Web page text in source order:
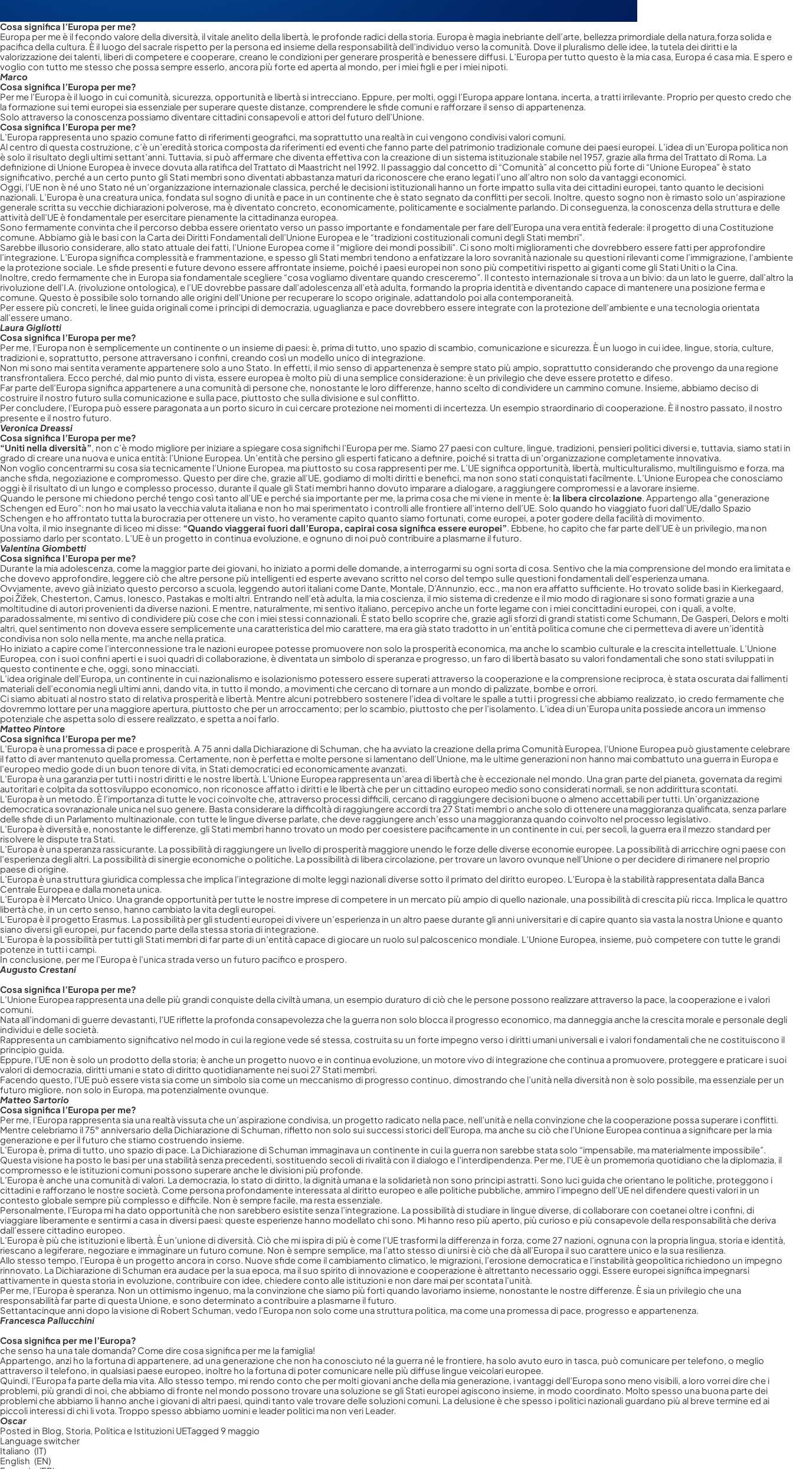
Cosa significa l’Europa per me?
Europa per me è il fecondo valore della diversità, il vitale anelito della libertà, le profonde radici della storia. Europa è magia inebriante dell’arte, bellezza primordiale della natura,forza solida e
pacifica della cultura. È il luogo del sacrale rispetto per la persona ed insieme della responsabilità dell’individuo verso la comunità. Dove il pluralismo delle idee, la tutela dei diritti e la
valorizzazione dei talenti, liberi di competere e cooperare, creano le condizioni per generare prosperità e benessere diffusi. L’Europa per tutto questo è la mia casa, Europa é casa mia. E spero e
voglio con tutto me stesso che possa sempre esserlo, ancora più forte ed aperta al mondo, per i miei figli e per i miei nipoti.
Marco
Cosa significa l’Europa per me?
Per me l’Europa è il luogo in cui comunità, sicurezza, opportunità e libertà si intrecciano. Eppure, per molti, oggi l’Europa appare lontana, incerta, a tratti irrilevante. Proprio per questo credo che
la formazione sui temi europei sia essenziale per superare queste distanze, comprendere le sfide comuni e rafforzare il senso di appartenenza.
Solo attraverso la conoscenza possiamo diventare cittadini consapevoli e attori del futuro dell’Unione.
Cosa significa l’Europa per me?
L’Europa rappresenta uno spazio comune fatto di riferimenti geografici, ma soprattutto una realtà in cui vengono condivisi valori comuni.
Al centro di questa costruzione, c’è un’eredità storica composta da riferimenti ed eventi che fanno parte del patrimonio tradizionale comune dei paesi europei. L’idea di un’Europa politica non
è solo il risultato degli ultimi settant’anni. Tuttavia, si può affermare che diventa effettiva con la creazione di un sistema istituzionale stabile nel 1957, grazie alla firma del Trattato di Roma. La
definizione di Unione Europea è invece dovuta alla ratifica del Trattato di Maastricht nel 1992. Il passaggio dal concetto di “Comunità” al concetto più forte di “Unione Europea” è stato
significativo, perché a un certo punto gli Stati membri sono diventati abbastanza maturi da riconoscere che erano legati l’uno all’altro non solo da vantaggi economici.
Oggi, l’UE non è né uno Stato né un’organizzazione internazionale classica, perché le decisioni istituzionali hanno un forte impatto sulla vita dei cittadini europei, tanto quanto le decisioni
nazionali. L’Europa è una creatura unica, fondata sul sogno di unità e pace in un continente che è stato segnato da conflitti per secoli. Inoltre, questo sogno non è rimasto solo un’aspirazione
generale scritta su vecchie dichiarazioni polverose, ma è diventato concreto, economicamente, politicamente e socialmente parlando. Di conseguenza, la conoscenza della struttura e delle
attività dell’UE è fondamentale per esercitare pienamente la cittadinanza europea.
Sono fermamente convinta che il percorso debba essere orientato verso un passo importante e fondamentale per fare dell’Europa una vera entità federale: il progetto di una Costituzione
comune. Abbiamo già le basi con la Carta dei Diritti Fondamentali dell’Unione Europea e le “tradizioni costituzionali comuni degli Stati membri”.
Sarebbe illusorio considerare, allo stato attuale dei fatti, l’Unione Europea come il “migliore dei mondi possibili”. Ci sono molti miglioramenti che dovrebbero essere fatti per approfondire
l’integrazione. L’Europa significa complessità e frammentazione, e spesso gli Stati membri tendono a enfatizzare la loro sovranità nazionale su questioni rilevanti come l’immigrazione, l’ambiente
e la protezione sociale. Le sfide presenti e future devono essere affrontate insieme, poiché i paesi europei non sono più competitivi rispetto ai giganti come gli Stati Uniti o la Cina.
Inoltre, credo fermamente che in Europa sia fondamentale scegliere “cosa vogliamo diventare quando cresceremo”. Il contesto internazionale si trova a un bivio: da un lato le guerre, dall’altro la
rivoluzione dell’I.A. (rivoluzione ontologica), e l’UE dovrebbe passare dall’adolescenza all’età adulta, formando la propria identità e diventando capace di mantenere una posizione ferma e
comune. Questo è possibile solo tornando alle origini dell’Unione per recuperare lo scopo originale, adattandolo poi alla contemporaneità.
Per essere più concreti, le linee guida originali come i principi di democrazia, uguaglianza e pace dovrebbero essere integrate con la protezione dell’ambiente e una tecnologia orientata
all’essere umano.
Laura Gigliotti
Cosa significa l’Europa per me?
Per me, l’Europa non è semplicemente un continente o un insieme di paesi: è, prima di tutto, uno spazio di scambio, comunicazione e sicurezza. È un luogo in cui idee, lingue, storia, culture,
tradizioni e, soprattutto, persone attraversano i confini, creando così un modello unico di integrazione.
Non mi sono mai sentita veramente appartenere solo a uno Stato. In effetti, il mio senso di appartenenza è sempre stato più ampio, soprattutto considerando che provengo da una regione
transfrontaliera. Ecco perché, dal mio punto di vista, essere europea è molto più di una semplice considerazione: è un privilegio che deve essere protetto e difeso.
Far parte dell’Europa significa appartenere a una comunità di persone che, nonostante le loro differenze, hanno scelto di condividere un cammino comune. Insieme, abbiamo deciso di
costruire il nostro futuro sulla comunicazione e sulla pace, piuttosto che sulla divisione e sul conflitto.
Per concludere, l’Europa può essere paragonata a un porto sicuro in cui cercare protezione nei momenti di incertezza. Un esempio straordinario di cooperazione. È il nostro passato, il nostro
presente e il nostro futuro.
Veronica Dreassi
Cosa significa l’Europa per me?
“Uniti nella diversità”, non c’è modo migliore per iniziare a spiegare cosa significhi l’Europa per me. Siamo 27 paesi con culture, lingue, tradizioni, pensieri politici diversi e, tuttavia, siamo stati in
grado di creare una nuova e unica entità: l’Unione Europea. Un’entità che persino gli esperti faticano a definire, poiché si tratta di un’organizzazione completamente innovativa.
Non voglio concentrarmi su cosa sia tecnicamente l’Unione Europea, ma piuttosto su cosa rappresenti per me. L’UE significa opportunità, libertà, multiculturalismo, multilinguismo e forza, ma
anche sfida, negoziazione e compromesso. Questo per dire che, grazie all’UE, godiamo di molti diritti e benefici, ma non sono stati conquistati facilmente. L’Unione Europea che conosciamo
oggi è il risultato di un lungo e complesso processo, durante il quale gli Stati membri hanno dovuto imparare a dialogare, a raggiungere compromessi e a lavorare insieme.
Quando le persone mi chiedono perché tengo così tanto all’UE e perché sia importante per me, la prima cosa che mi viene in mente è: la libera circolazione. Appartengo alla “generazione
Schengen ed Euro”: non ho mai usato la vecchia valuta italiana e non ho mai sperimentato i controlli alle frontiere all’interno dell’UE. Solo quando ho viaggiato fuori dall’UE/dallo Spazio
Schengen e ho affrontato tutta la burocrazia per ottenere un visto, ho veramente capito quanto siamo fortunati, come europei, a poter godere della facilità di movimento.
Una volta, il mio insegnante di liceo mi disse: “Quando viaggerai fuori dall’Europa, capirai cosa significa essere europei”. Ebbene, ho capito che far parte dell’UE è un privilegio, ma non
possiamo darlo per scontato. L’UE è un progetto in continua evoluzione, e ognuno di noi può contribuire a plasmarne il futuro.
Valentina Giombetti
Cosa significa l’Europa per me?
Durante la mia adolescenza, come la maggior parte dei giovani, ho iniziato a pormi delle domande, a interrogarmi su ogni sorta di cosa. Sentivo che la mia comprensione del mondo era limitata e
che dovevo approfondire, leggere ciò che altre persone più intelligenti ed esperte avevano scritto nel corso del tempo sulle questioni fondamentali dell’esperienza umana.
Ovviamente, avevo già iniziato questo percorso a scuola, leggendo autori italiani come Dante, Montale, D’Annunzio, ecc., ma non era affatto sufficiente. Ho trovato solide basi in Kierkegaard,
poi Žižek, Chesterton, Camus, Ionesco, Pastakas e molti altri. Entrando nell’età adulta, la mia coscienza, il mio sistema di credenze e il mio modo di ragionare si sono formati grazie a una
moltitudine di autori provenienti da diverse nazioni. E mentre, naturalmente, mi sentivo italiano, percepivo anche un forte legame con i miei concittadini europei, con i quali, a volte,
paradossalmente, mi sentivo di condividere più cose che con i miei stessi connazionali. È stato bello scoprire che, grazie agli sforzi di grandi statisti come Schumann, De Gasperi, Delors e molti
altri, quel sentimento non doveva essere semplicemente una caratteristica del mio carattere, ma era già stato tradotto in un’entità politica comune che ci permetteva di avere un’identità
condivisa non solo nella mente, ma anche nella pratica.
Ho iniziato a capire come l’interconnessione tra le nazioni europee potesse promuovere non solo la prosperità economica, ma anche lo scambio culturale e la crescita intellettuale. L’Unione
Europea, con i suoi confini aperti e i suoi quadri di collaborazione, è diventata un simbolo di speranza e progresso, un faro di libertà basato su valori fondamentali che sono stati sviluppati in
questo continente e che, oggi, sono minacciati.
L’idea originale dell’Europa, un continente in cui nazionalismo e isolazionismo potessero essere superati attraverso la cooperazione e la comprensione reciproca, è stata oscurata dai fallimenti
materiali dell’economia negli ultimi anni, dando vita, in tutto il mondo, a movimenti che cercano di tornare a un mondo di palizzate, bombe e orrori.
Ci siamo abituati al nostro stato di relativa prosperità e libertà. Mentre alcuni potrebbero sostenere l’idea di voltare le spalle a tutti i progressi che abbiamo realizzato, io credo fermamente che
dovremmo lottare per una maggiore apertura, piuttosto che per un arroccamento; per lo scambio, piuttosto che per l’isolamento. L’idea di un’Europa unita possiede ancora un immenso
potenziale che aspetta solo di essere realizzato, e spetta a noi farlo.
Matteo Pintore
Cosa significa l’Europa per me?
L’Europa è una promessa di pace e prosperità. A 75 anni dalla Dichiarazione di Schuman, che ha avviato la creazione della prima Comunità Europea, l’Unione Europea può giustamente celebrare
il fatto di aver mantenuto quella promessa. Certamente, non è perfetta e molte persone si lamentano dell’Unione, ma le ultime generazioni non hanno mai combattuto una guerra in Europa e
l’europeo medio gode di un buon tenore di vita, in Stati democratici ed economicamente avanzati.
L’Europa è una garanzia per tutti i nostri diritti e le nostre libertà. L’Unione Europea rappresenta un’area di libertà che è eccezionale nel mondo. Una gran parte del pianeta, governata da regimi
autoritari e colpita da sottosviluppo economico, non riconosce affatto i diritti e le libertà che per un cittadino europeo medio sono considerati normali, se non addirittura scontati.
L’Europa è un metodo. È l’importanza di tutte le voci coinvolte che, attraverso processi difficili, cercano di raggiungere decisioni buone o almeno accettabili per tutti. Un’organizzazione
democratica sovranazionale unica nel suo genere. Basta considerare la difficoltà di raggiungere accordi tra 27 Stati membri o anche solo di ottenere una maggioranza qualificata, senza parlare
delle sfide di un Parlamento multinazionale, con tutte le lingue diverse parlate, che deve raggiungere anch’esso una maggioranza quando coinvolto nel processo legislativo.
L’Europa è diversità e, nonostante le differenze, gli Stati membri hanno trovato un modo per coesistere pacificamente in un continente in cui, per secoli, la guerra era il mezzo standard per
risolvere le dispute tra Stati.
L’Europa è una speranza rassicurante. La possibilità di raggiungere un livello di prosperità maggiore unendo le forze delle diverse economie europee. La possibilità di arricchire ogni paese con
l’esperienza degli altri. La possibilità di sinergie economiche o politiche. La possibilità di libera circolazione, per trovare un lavoro ovunque nell’Unione o per decidere di rimanere nel proprio
paese di origine.
L’Europa è una struttura giuridica complessa che implica l’integrazione di molte leggi nazionali diverse sotto il primato del diritto europeo. L’Europa è la stabilità rappresentata dalla Banca
Centrale Europea e dalla moneta unica.
L’Europa è il Mercato Unico. Una grande opportunità per tutte le nostre imprese di competere in un mercato più ampio di quello nazionale, una possibilità di crescita più ricca. Implica le quattro
libertà che, in un certo senso, hanno cambiato la vita degli europei.
L’Europa è il progetto Erasmus. La possibilità per gli studenti europei di vivere un’esperienza in un altro paese durante gli anni universitari e di capire quanto sia vasta la nostra Unione e quanto
siano diversi gli europei, pur facendo parte della stessa storia di integrazione.
L’Europa è la possibilità per tutti gli Stati membri di far parte di un’entità capace di giocare un ruolo sul palcoscenico mondiale. L’Unione Europea, insieme, può competere con tutte le grandi
potenze in tutti i campi.
In conclusione, per me l’Europa è l’unica strada verso un futuro pacifico e prospero.
Augusto Crestani
Cosa significa l’Europa per me?
L’Unione Europea rappresenta una delle più grandi conquiste della civiltà umana, un esempio duraturo di ciò che le persone possono realizzare attraverso la pace, la cooperazione e i valori
comuni.
Nata all’indomani di guerre devastanti, l’UE riflette la profonda consapevolezza che la guerra non solo blocca il progresso economico, ma danneggia anche la crescita morale e personale degli
individui e delle società.
Rappresenta un cambiamento significativo nel modo in cui la regione vede sé stessa, costruita su un forte impegno verso i diritti umani universali e i valori fondamentali che ne costituiscono il
principio guida.
Eppure, l’UE non è solo un prodotto della storia; è anche un progetto nuovo e in continua evoluzione, un motore vivo di integrazione che continua a promuovere, proteggere e praticare i suoi
valori di democrazia, diritti umani e stato di diritto quotidianamente nei suoi 27 Stati membri.
Facendo questo, l’UE può essere vista sia come un simbolo sia come un meccanismo di progresso continuo, dimostrando che l’unità nella diversità non è solo possibile, ma essenziale per un
futuro migliore, non solo in Europa, ma potenzialmente ovunque.
Matteo Sartorio
Cosa significa l’Europa per me?
Per me, l’Europa rappresenta sia una realtà vissuta che un’aspirazione condivisa, un progetto radicato nella pace, nell’unità e nella convinzione che la cooperazione possa superare i conflitti.
Mentre celebriamo il 75° anniversario della Dichiarazione di Schuman, rifletto non solo sui successi storici dell’Europa, ma anche su ciò che l’Unione Europea continua a significare per la mia
generazione e per il futuro che stiamo costruendo insieme.
L’Europa è, prima di tutto, uno spazio di pace. La Dichiarazione di Schuman immaginava un continente in cui la guerra non sarebbe stata solo “impensabile, ma materialmente impossibile”.
Questa visione ha posto le basi per una stabilità senza precedenti, sostituendo secoli di rivalità con il dialogo e l’interdipendenza. Per me, l’UE è un promemoria quotidiano che la diplomazia, il
compromesso e le istituzioni comuni possono superare anche le divisioni più profonde.
L’Europa è anche una comunità di valori. La democrazia, lo stato di diritto, la dignità umana e la solidarietà non sono principi astratti. Sono luci guida che orientano le politiche, proteggono i
cittadini e rafforzano le nostre società. Come persona profondamente interessata al diritto europeo e alle politiche pubbliche, ammiro l’impegno dell’UE nel difendere questi valori in un
contesto globale sempre più complesso e difficile. Non è sempre facile, ma resta essenziale.
Personalmente, l’Europa mi ha dato opportunità che non sarebbero esistite senza l’integrazione. La possibilità di studiare in lingue diverse, di collaborare con coetanei oltre i confini, di
viaggiare liberamente e sentirmi a casa in diversi paesi: queste esperienze hanno modellato chi sono. Mi hanno reso più aperto, più curioso e più consapevole della responsabilità che deriva
dall’essere cittadino europeo.
L’Europa è più che istituzioni e libertà. È un’unione di diversità. Ciò che mi ispira di più è come l’UE trasformi la differenza in forza, come 27 nazioni, ognuna con la propria lingua, storia e identità,
riescano a legiferare, negoziare e immaginare un futuro comune. Non è sempre semplice, ma l’atto stesso di unirsi è ciò che dà all’Europa il suo carattere unico e la sua resilienza.
Allo stesso tempo, l’Europa è un progetto ancora in corso. Nuove sfide come il cambiamento climatico, le migrazioni, l’erosione democratica e l’instabilità geopolitica richiedono un impegno
rinnovato. La Dichiarazione di Schuman era audace per la sua epoca, ma il suo spirito di innovazione e cooperazione è altrettanto necessario oggi. Essere europei significa impegnarsi
attivamente in questa storia in evoluzione, contribuire con idee, chiedere conto alle istituzioni e non dare mai per scontata l’unità.
Per me, l’Europa è speranza. Non un ottimismo ingenuo, ma la convinzione che siamo più forti quando lavoriamo insieme, nonostante le nostre differenze. È sia un privilegio che una
responsabilità far parte di questa Unione, e sono determinato a contribuire a plasmarne il futuro.
Settantacinque anni dopo la visione di Robert Schuman, vedo l’Europa non solo come una struttura politica, ma come una promessa di pace, progresso e appartenenza.
Francesca Pallucchini
Cosa significa per me l’Europa?
che senso ha una tale domanda? Come dire cosa significa per me la famiglia!
Appartengo, anzi ho la fortuna di appartenere, ad una generazione che non ha conosciuto né la guerra né le frontiere, ha solo avuto euro in tasca, può comunicare per telefono, o meglio
attraverso il telefono, in qualsiasi paese europeo, inoltre ho la fortuna di poter comunicare nelle più diffuse lingue veicolari europee.
Quindi, l’Europa fa parte della mia vita. Allo stesso tempo, mi rendo conto che per molti giovani anche della mia generazione, i vantaggi dell’Europa sono meno visibili, a loro vorrei dire che i
problemi, più grandi di noi, che abbiamo di fronte nel mondo possono trovare una soluzione se gli Stati europei agiscono insieme, in modo coordinato. Molto spesso una buona parte dei
problemi che abbiamo li hanno anche i giovani di altri paesi, quindi tanto vale trovare delle soluzioni comuni. La delusione è che spesso i politici nazionali guardano più al breve termine ed ai
piccoli interessi di chi li vota. Troppo spesso abbiamo uomini e leader politici ma non veri Leader.
Oscar
Posted in Blog, Storia, Politica e Istituzioni UETagged 9 maggio
Language switcher
Italiano
IT
English
EN
Contattaci per ricevere maggiori informazioni
Cliccando su invia dichiari di aver preso visione e di accettare la nostraprivacy policy